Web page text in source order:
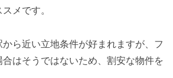
メです。
ら近い立地条件が好まれますが、フ
合はそうではないため、割安な物件を